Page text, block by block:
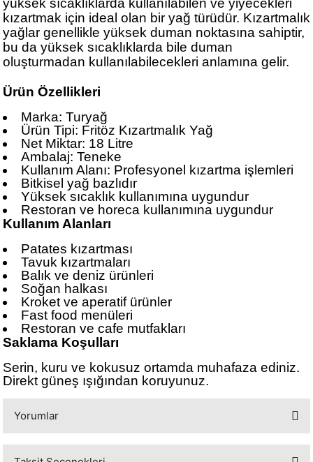
yüksek sıcaklıklarda kullanılabilen ve yiyecekleri
kızartmak için ideal olan bir yağ türüdür. Kızartmalık
yağlar genellikle yüksek duman noktasına sahiptir,
bu da yüksek sıcaklıklarda bile duman
oluşturmadan kullanılabilecekleri anlamına gelir.
Ürün Özellikleri
Marka: Turyağ
Ürün Tipi: Fritöz Kızartmalık Yağ
Net Miktar: 18 Litre
Ambalaj: Teneke
Kullanım Alanı: Profesyonel kızartma işlemleri
Bitkisel yağ bazlıdır
Yüksek sıcaklık kullanımına uygundur
Restoran ve horeca kullanımına uygundur
Kullanım Alanları
Patates kızartması
Tavuk kızartmaları
Balık ve deniz ürünleri
Soğan halkası
Kroket ve aperatif ürünler
Fast food menüleri
Restoran ve cafe mutfakları
Saklama Koşulları
Serin, kuru ve kokusuz ortamda muhafaza ediniz.
Direkt güneş ışığından koruyunuz.
Yorumlar